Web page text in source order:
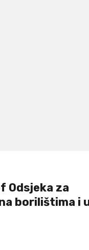
Odsjeka za
borilištima i